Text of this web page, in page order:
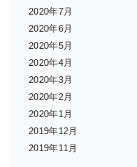
2020年7月
2020年6月
2020年5月
2020年4月
2020年3月
2020年2月
2020年1月
2019年12月
2019年11月